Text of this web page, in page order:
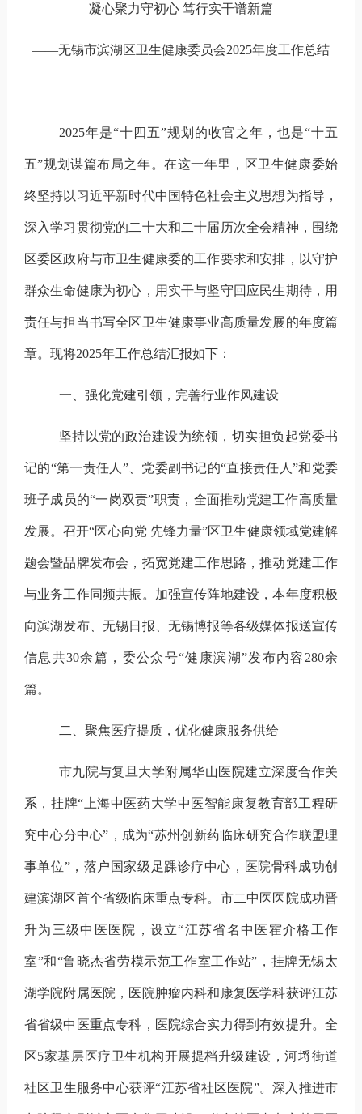
凝心聚力守初心 笃行实干谱新篇
——无锡市滨湖区卫生健康委员会2025年度工作总结
2025年是“十四五”规划的收官之年，也是“十五
五”规划谋篇布局之年。在这一年里，区卫生健康委始
终坚持以习近平新时代中国特色社会主义思想为指导，
深入学习贯彻党的二十大和二十届历次全会精神，围绕
区委区政府与市卫生健康委的工作要求和安排，以守护
群众生命健康为初心，用实干与坚守回应民生期待，用
责任与担当书写全区卫生健康事业高质量发展的年度篇
章。现将2025年工作总结汇报如下：
一、强化党建引领，完善行业作风建设
坚持以党的政治建设为统领，切实担负起党委书
记的“第一责任人”、党委副书记的“直接责任人”和党委
班子成员的“一岗双责”职责，全面推动党建工作高质量
发展。召开“医心向党 先锋力量”区卫生健康领域党建解
题会暨品牌发布会， 拓宽党建工作思路 ，推动党建工作
与业务工作同频共振。 加强宣传阵地建设，本年度积极
向滨湖发布、无锡日报、 无锡博报等各级媒体报送宣传
信息 共30余篇 ， 委公众号“健康滨湖”发布内容 280余
篇。
二、聚焦医疗提质，优化健康服务供给
市九院与复旦大学附属华山医院建立深度合作关
系，挂牌“上海中医药大学中医智能康复教育部工程研
究中心分中心”，成为“苏州创新药临床研究合作联盟理
事单位”，落户国家级足踝诊疗中心，医院骨科成功创
建滨湖区首个省级临床重点专科。市二中医医院成功晋
升为三级中医医院，设立“江苏省名中医霍介格工作
室”和“鲁晓杰省劳模示范工作室工作站”，挂牌无锡太
湖学院附属医院，医院肿瘤内科和康复医学科获评江苏
省省级中医重点专科，医院综合实力得到有效提升。全
区5家基层医疗卫生机构开展提档升级建设，河埒街道
社区卫生服务中心获评“江苏省社区医院”。深入推进市